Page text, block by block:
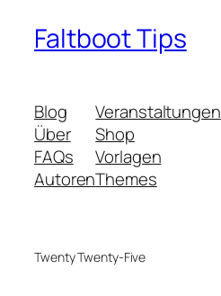
Faltboot Tips
Blog
Über
FAQs
Autoren
Veranstaltungen
Shop
Vorlagen
Themes
Twenty Twenty-Five